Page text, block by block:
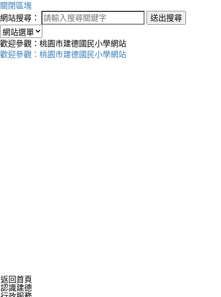
關閉區塊
網站搜尋：
送出搜尋
歡迎參觀：桃園市建德國民小學網站
歡迎參觀：桃園市建德國民小學網站
返回首頁
認識建德